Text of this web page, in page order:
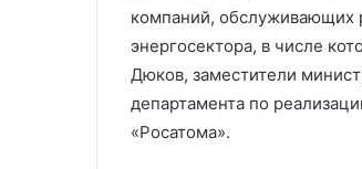
компаний, обслуживающих
энергосектора, в числе
Дюков, заместители
департамента по
«Росатома».